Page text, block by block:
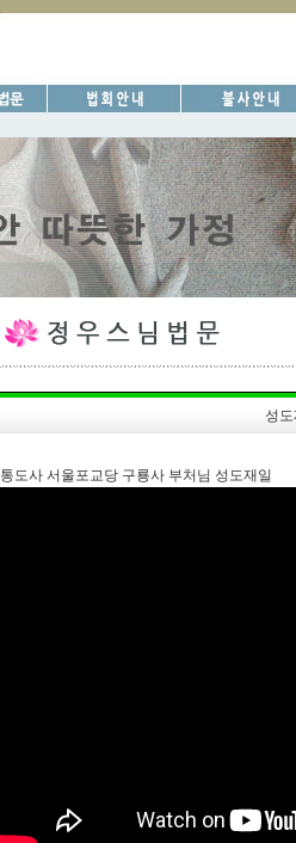
성도
통도사 서울포교당 구룡사 부처님 성도재일